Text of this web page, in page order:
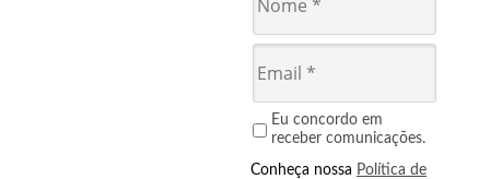
Eu concordo em
receber comunicações.
Conheça nossa Política de